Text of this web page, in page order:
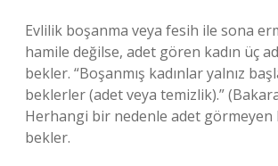
Evlilik boşanma veya fesih ile sona
hamile değilse, adet gören kadın üç
bekler. “Boşanmış kadınlar yalnız
beklerler (adet veya temizlik).”
Herhangi bir nedenle adet görmeyen
bekler.